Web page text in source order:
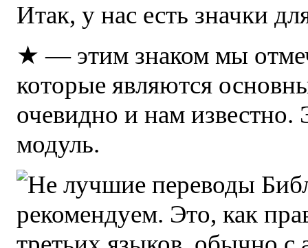
Итак, у нас есть значки
★ — этим знаком мы
которые являются
очевидно и нам
модуль.